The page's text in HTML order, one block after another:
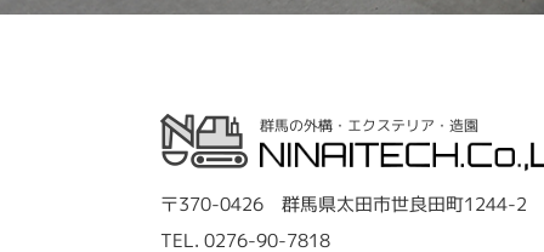
群馬の外構・エクステリア・造園
〒370-0426 群馬県太田市世良田町1244-2
TEL. 0276-90-7818